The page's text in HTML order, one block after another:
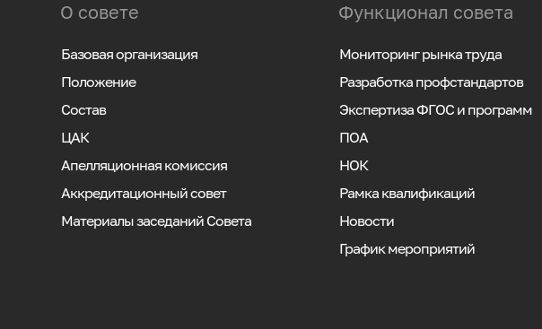
О совете
Базовая организация
Положение
Состав
ЦАК
Апелляционная комиссия
Аккредитационный совет
Материалы заседаний Совета
Функционал совета
Мониторинг рынка труда
Разработка профстандартов
Экспертиза ФГОС и программ
ПОА
НОК
Рамка квалификаций
Новости
График мероприятий